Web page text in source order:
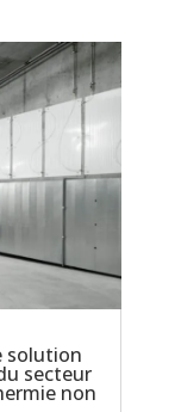
solution
secteur
non